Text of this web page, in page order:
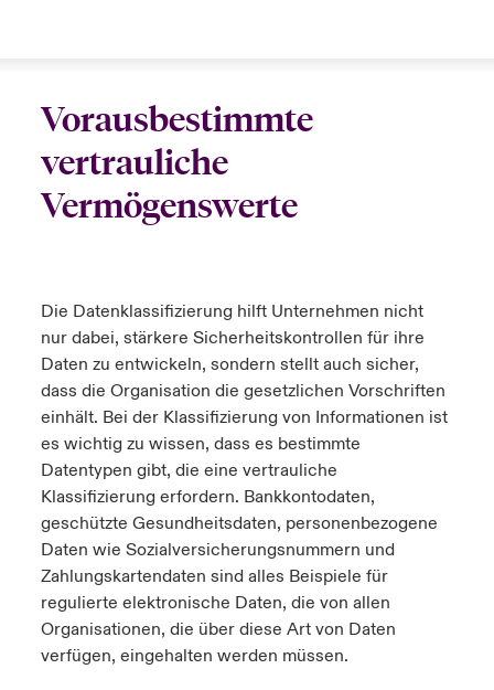
Vorausbestimmte
vertrauliche
Vermögenswerte
Die Datenklassifizierung hilft Unternehmen nicht
nur dabei, stärkere Sicherheitskontrollen für ihre
Daten zu entwickeln, sondern stellt auch sicher,
dass die Organisation die gesetzlichen Vorschriften
einhält. Bei der Klassifizierung von Informationen ist
es wichtig zu wissen, dass es bestimmte
Datentypen gibt, die eine vertrauliche
Klassifizierung erfordern. Bankkontodaten,
geschützte Gesundheitsdaten, personenbezogene
Daten wie Sozialversicherungsnummern und
Zahlungskartendaten sind alles Beispiele für
regulierte elektronische Daten, die von allen
Organisationen, die über diese Art von Daten
verfügen, eingehalten werden müssen.